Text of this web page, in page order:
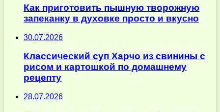
Как приготовить пышную творожную
запеканку в духовке просто и вкусно
30.07.2026
Классический суп Харчо из свинины с
рисом и картошкой по домашнему
рецепту
28.07.2026